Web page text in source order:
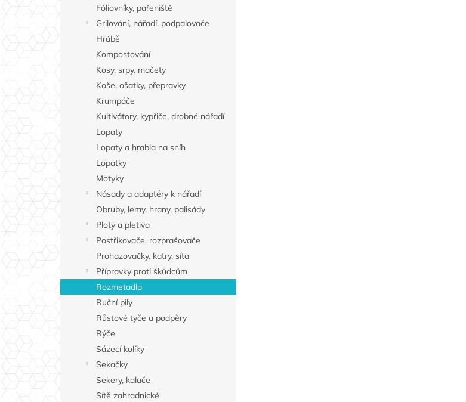
Fóliovníky, pařeniště
Grilování, nářadí, podpalovače
Hrábě
Kompostování
Kosy, srpy, mačety
Koše, ošatky, přepravky
Krumpáče
Kultivátory, kypřiče, drobné nářadí
Lopaty
Lopaty a hrabla na sníh
Lopatky
Motyky
Násady a adaptéry k nářadí
Obruby, lemy, hrany, palisády
Ploty a pletiva
Postřikovače, rozprašovače
Prohazovačky, katry, síta
Přípravky proti škůdcům
Rozmetadla
Ruční pily
Růstové tyče a podpěry
Rýče
Sázecí kolíky
Sekačky
Sekery, kalače
Sítě zahradnické